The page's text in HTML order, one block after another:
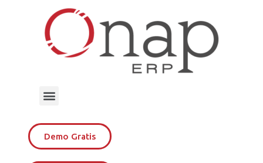
Demo Gratis